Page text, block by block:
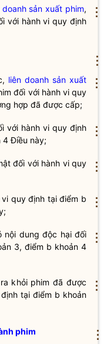
doanh sản xuất phim,
với hành vi quy định
liên doanh sản xuất
đối với hành vi quy
hợp đã được cấp;
với hành vi quy định
4 Điều này;
đối với hành vi quy
quy định tại điểm b
nội dung độc hại đối
3, điểm b khoản 4
khỏi phim đã được
tại điểm b khoản
phim
⋮
⋮
⋮
⋮
⋮
⋮
⋮
⋮
⋮